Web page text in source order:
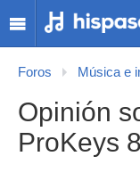
Foros Música e
Opinión
ProKeys